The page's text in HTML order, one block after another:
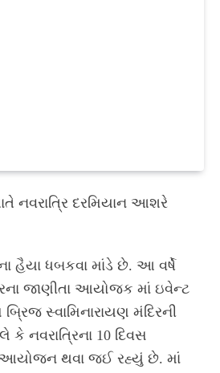
નવરાત્રિ દરમિયાન આશરે
હૈયા ધબકવા માંડે છે. આ વર્ષે
જાણીતા આયોજક માં ઇવેન્ટ
સ્વામિનારાયણ મંદિરની
નવરાત્રિના 10 દિવસ
આયોજન થવા જઈ રહ્યું છે. માં